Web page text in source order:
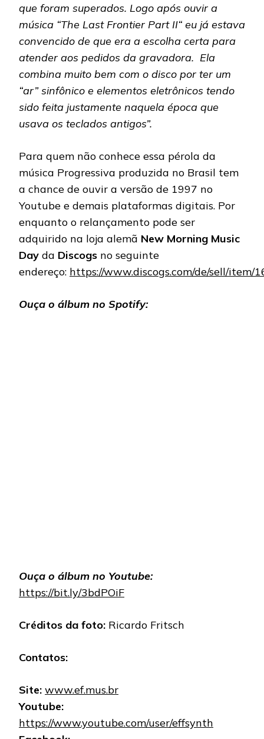
que foram superados. Logo após ouvir a
música “The Last Frontier Part II“ eu já estava
convencido de que era a escolha certa para
atender aos pedidos da gravadora. Ela
combina muito bem com o disco por ter um
“ar” sinfônico e elementos eletrônicos tendo
sido feita justamente naquela época que
usava os teclados antigos”.
Para quem não conhece essa pérola da
música Progressiva produzida no Brasil tem
a chance de ouvir a versão de 1997 no
Youtube e demais plataformas digitais. Por
enquanto o relançamento pode ser
adquirido na loja alemã New Morning Music
Day da Discogs no seguinte
endereço: https://www.discogs.com/de/sell/item/
Ouça o álbum no Spotify:
Ouça o álbum no Youtube:
https://bit.ly/3bdPOiF
Créditos da foto: Ricardo Fritsch
Contatos:
Site: www.ef.mus.br
Youtube:
https://www.youtube.com/user/effsynth